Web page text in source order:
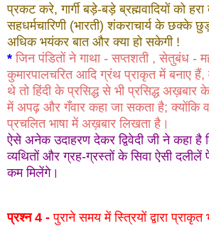
प्रकट करे, गार्गी बड़े-बड़े ब्रह्मवादियों को
सहधर्मचारिणी (भारती) शंकराचार्य के छक्के
अधिक भयंकर बात और क्या हो सकेगी !
* जिन पंडितों ने गाथा - सप्तशती , सेतुबंध -
कुमारपालचरित आदि ग्रंथ प्राकृत में बनाए
थे तो हिंदी के प्रसिद्ध से भी प्रसिद्ध अख़बारके
में अपढ़ और गँवार कहा जा सकता है; क्योंकि
प्रचलित भाषा में अख़बार लिखता है।
ऐसे अनेक उदाहरण देकर द्विवेदी जी ने कहा है
व्यथितों और ग्रह-ग्रस्तों के सिवा ऐसी
कम मिलेंगे।
प्रश्न 4 - पुराने समय में स्त्रियों द्वारा प्राकृत